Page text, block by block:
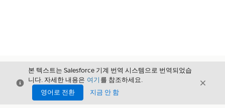
닫기
본 텍스트는 Salesforce 기계 번역 시스템으로 번역되었습
니다. 자세한 내용은 여기 를 참조하세요.
영어로 전환
지금 안 함
닫기